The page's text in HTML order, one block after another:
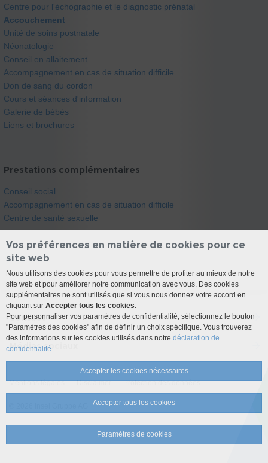
Centre pour l'échographie et le diagnostic prénatal
Accouchement
Unité de soins postnatale
Néonatologie
Conseil en allaitement
Accompagnement en cas de situation difficile
Don de sang du cordon
Cours et séances d'information
Galerie de bébés
Liens et brochures
Prestations complémentaires
Conseil social
Accompagnement en cas de situation difficile
Centre de santé sexuelle
Contact
Médias sociaux
Mentions légales Disclaimer Protection des données
Vos préférences en matière de cookies pour ce
site web
Nous utilisons des cookies pour vous permettre de profiter au mieux de notre
site web et pour améliorer notre communication avec vous. Des cookies
supplémentaires ne sont utilisés que si vous nous donnez votre accord en
cliquant sur Accepter tous les cookies.
Pour personnaliser vos paramètres de confidentialité, sélectionnez le bouton
"Paramètres des cookies" afin de définir un choix spécifique. Vous trouverez
des informations sur les cookies utilisés dans notre déclaration de
confidentialité.
Accepter les cookies nécessaires
Accepter tous les cookies
Paramètres de cookies